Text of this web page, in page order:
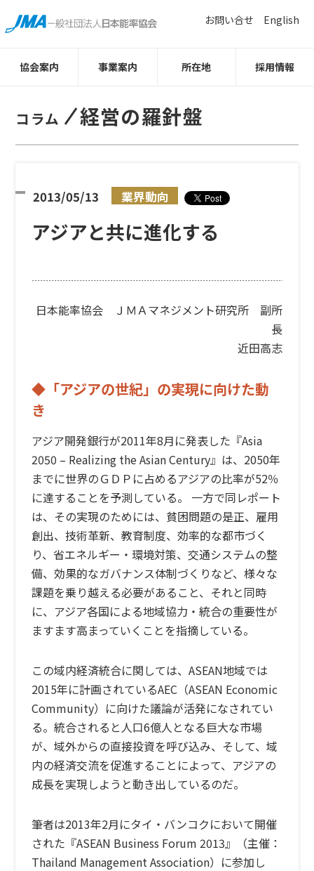
協会案内 事業案内 所在地 採用情報
お問い合せ English
コラム 経営の羅針盤
アジアと共に進化する
2013/05/13 業界動向
日本能率協会 ＪＭＡマネジメント研究所 副所
長
近田高志
◆「アジアの世紀」の実現に向けた動
き
アジア開発銀行が2011年8月に発表した『Asia
2050 – Realizing the Asian Century』は、2050年
までに世界のＧＤＰに占めるアジアの比率が52％
に達することを予測している。 一方で同レポート
は、その実現のためには、貧困問題の是正、雇用
創出、技術革新、教育制度、効率的な都市づく
り、省エネルギー・環境対策、交通システムの整
備、効果的なガバナンス体制づくりなど、様々な
課題を乗り越える必要があること、それと同時
に、アジア各国による地域協力・統合の重要性が
ますます高まっていくことを指摘している。
この域内経済統合に関しては、ASEAN地域では
2015年に計画されているAEC（ASEAN Economic
Community）に向けた議論が活発になされてい
る。統合されると人口6億人となる巨大な市場
が、域外からの直接投資を呼び込み、そして、域
内の経済交流を促進することによって、アジアの
成長を実現しようと動き出しているのだ。
筆者は2013年2月にタイ・バンコクにおいて開催
された『ASEAN Business Forum 2013』（主催：
Thailand Management Association）に参加し